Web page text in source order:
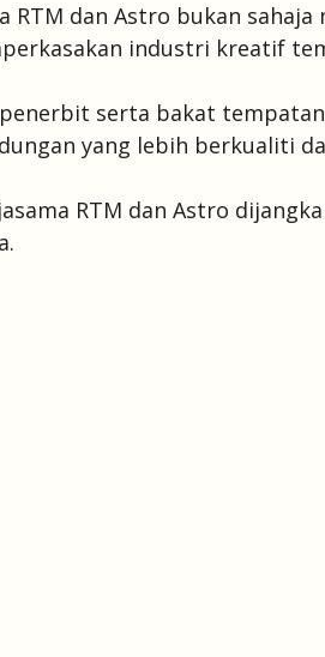
RTM dan Astro bukan
industri kreatif
serta bakat
yang lebih berkualiti
RTM dan Astro